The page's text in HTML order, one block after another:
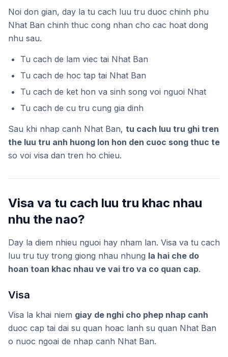
Noi don gian, day la tu cach luu tru duoc chinh phu
Nhat Ban chinh thuc cong nhan cho cac hoat dong
nhu sau.
Tu cach de lam viec tai Nhat Ban
Tu cach de hoc tap tai Nhat Ban
Tu cach de ket hon va sinh song voi nguoi Nhat
Tu cach de cu tru cung gia dinh
Sau khi nhap canh Nhat Ban, tu cach luu tru ghi tren
the luu tru anh huong lon hon den cuoc song thuc te
so voi visa dan tren ho chieu.
Visa va tu cach luu tru khac nhau
nhu the nao?
Day la diem nhieu nguoi hay nham lan. Visa va tu cach
luu tru tuy trong giong nhau nhung la hai che do
hoan toan khac nhau ve vai tro va co quan cap.
Visa
Visa la khai niem giay de nghi cho phep nhap canh
duoc cap tai dai su quan hoac lanh su quan Nhat Ban
o nuoc ngoai de nhap canh Nhat Ban.